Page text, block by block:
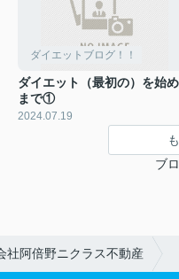
ダイエットブログ！！
ダイエット（最初の）を始
まで①
2024.07.19
ブ
社阿倍野ニクラス不動産